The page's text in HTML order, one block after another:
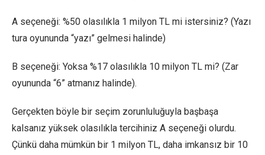
A seçeneği: %50 olasılıkla 1 milyon TL mi istersiniz? (Yazı
tura oyununda “yazı” gelmesi halinde)
B seçeneği: Yoksa %17 olasılıkla 10 milyon TL mi? (Zar
oyununda “6” atmanız halinde).
Gerçekten böyle bir seçim zorunluluğuyla başbaşa
kalsanız yüksek olasılıkla tercihiniz A seçeneği olurdu.
Çünkü daha mümkün bir 1 milyon TL, daha imkansız bir 10